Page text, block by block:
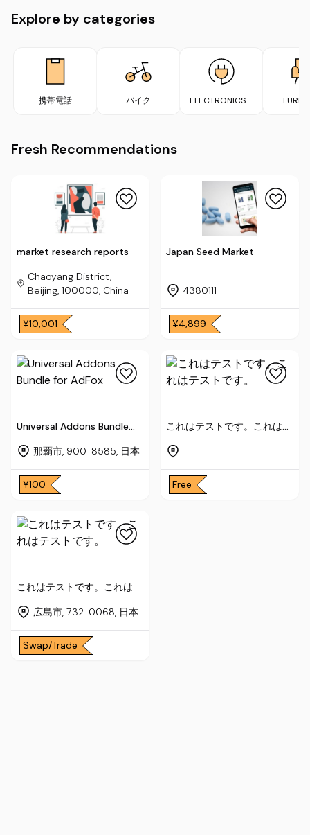
Explore by categories
携帯電話 バイク
ELECTRONICS &
Fresh Recommendations
market research reports
Chaoyang District,
Beijing, 100000, China
¥10,001
Japan Seed Market
4380111
¥4,899
Universal Addons Bundle
那覇市, 900-8585, 日本
¥100
これはテストです。これはテ
Free
これはテストです。これはテ
広島市, 732-0068, 日本
Swap/Trade